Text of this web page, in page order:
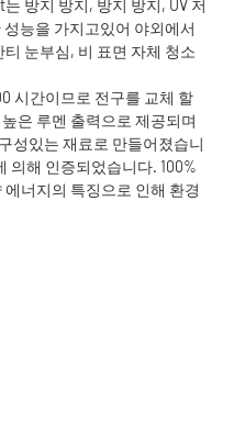
방지 방지, 방지 방지, UV 저
능을 가지고있어 야외에서
눈부심, 비 표면 자체 청소
시간이므로 전구를 교체 할
은 루멘 출력으로 제공되며
성있는 재료로 만들어졌습니
의해 인증되었습니다. 100%
너지의 특징으로 인해 환경